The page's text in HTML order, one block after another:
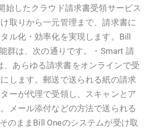
始したクラウド請求書受領サービス
取りから一元管理まで、請求書に
ル化・効率化を実現します。Bill
群は、次の通りです。・Smart 請
、あらゆる請求書をオンラインで受
します。郵送で送られる紙の請求
ーが代理で受領し、スキャンとア
メール添付などの方法で送られる
のままBill Oneのシステムが受け取